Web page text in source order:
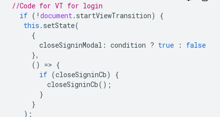
//Code for VT for login
if ( ! document . startViewTransition)
{
this . setState(
{
closeSigninModal : condition ? true :
false
},
()
=> {
if (closeSigninCb)
{
closeSigninCb();
}
}
);